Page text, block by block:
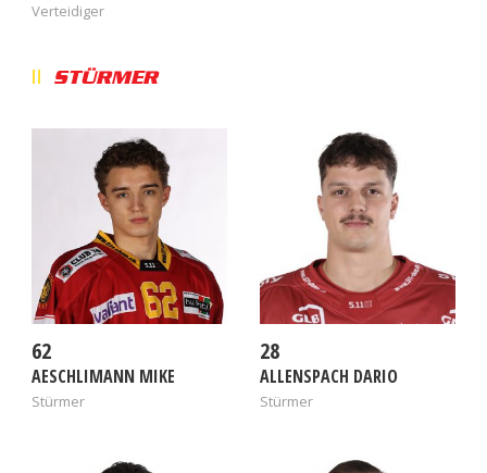
Verteidiger
STÜRMER
62
AESCHLIMANN MIKE
Stürmer
28
ALLENSPACH DARIO
Stürmer